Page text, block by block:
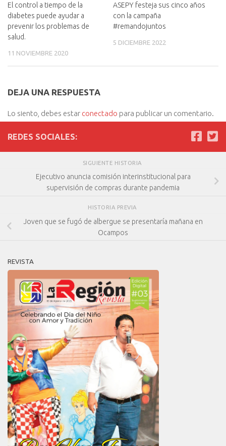
El control a tiempo de la
diabetes puede ayudar a
prevenir los problemas de
salud.
11 NOVIEMBRE 2020
ASEPY festeja sus cinco años
con la campaña
#remandojuntos
5 DICIEMBRE 2022
DEJA UNA RESPUESTA
Lo siento, debes estar conectado para publicar un comentario.
REDES SOCIALES:
SIGUIENTE HISTORIA
Ejecutivo anuncia comisión interinstitucional para
supervisión de compras durante pandemia
HISTORIA PREVIA
Joven que se fugó de albergue se presentaría mañana en
Ocampos
REVISTA